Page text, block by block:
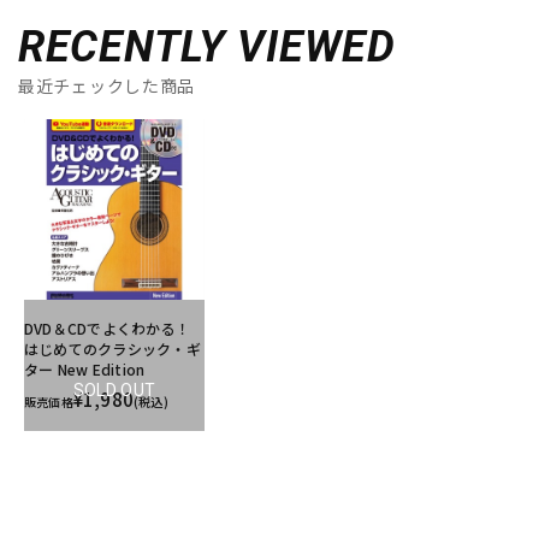
RECENTLY VIEWED
最近チェックした商品
SOLD OUT
DVD＆CDでよくわかる！
はじめてのクラシック・ギ
ター New Edition
販売価格¥1,980(税込)